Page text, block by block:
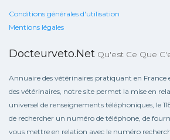
Conditions générales d'utilisation
Mentions légales
Docteurveto.net Qu'est Ce Que
Annuaire des vétérinaires pratiquant en France
des vétérinaires, notre site permet la mise en
universel de renseignements téléphoniques, le
de rechercher un numéro de téléphone, de
vous mettre en relation avec le numéro